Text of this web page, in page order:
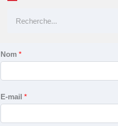
Nom *
E-mail *